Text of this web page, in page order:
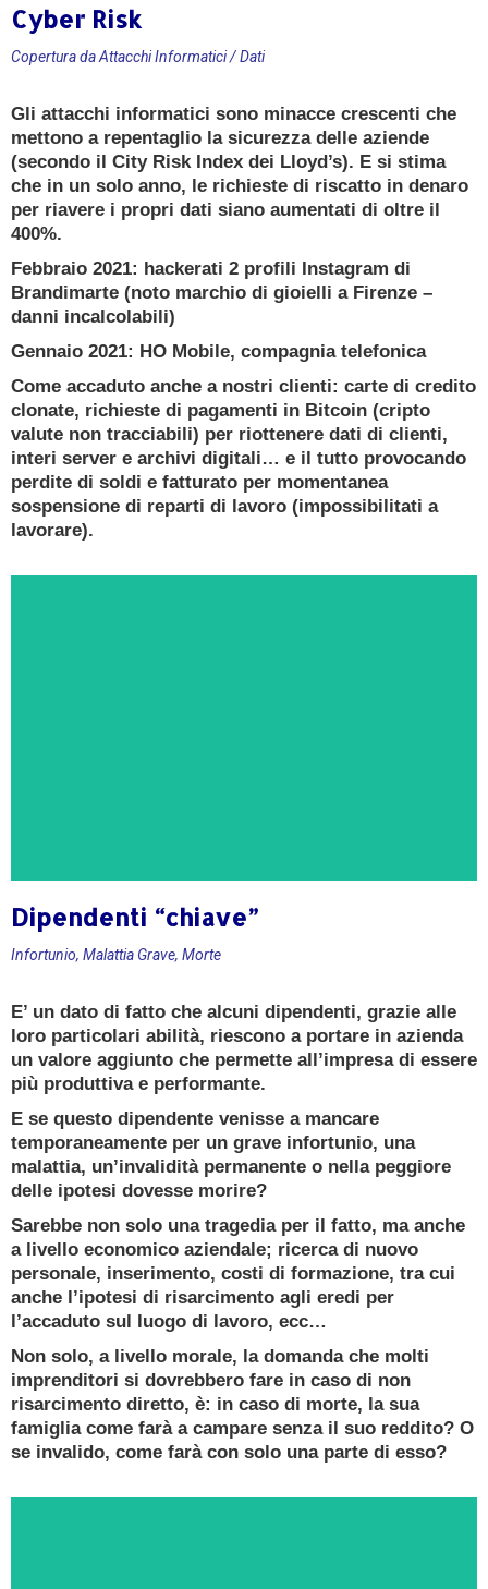
CONSULENZA GRATUITA
Ricevi oggi una consulenza gratuita e senza
impegno da un
Esperto Consulente Qualificato
PRENOTA ORA
Cyber Risk
Copertura da Attacchi Informatici / Dati
Gli attacchi informatici sono minacce crescenti che
mettono a repentaglio la sicurezza delle aziende
(secondo il City Risk Index dei Lloyd’s). E si stima
che in un solo anno, le richieste di riscatto in denaro
per riavere i propri dati siano aumentati di oltre il
400%.
Febbraio 2021: hackerati 2 profili Instagram di
Brandimarte (noto marchio di gioielli a Firenze –
danni incalcolabili)
Gennaio 2021: HO Mobile, compagnia telefonica
Come accaduto anche a nostri clienti: carte di credito
clonate, richieste di pagamenti in Bitcoin (cripto
valute non tracciabili) per riottenere dati di clienti,
interi server e archivi digitali… e il tutto provocando
perdite di soldi e fatturato per momentanea
sospensione di reparti di lavoro (impossibilitati a
lavorare).
CONSULENZA GRATUITA
Ricevi oggi una consulenza gratuita e senza
impegno da un
Esperto Consulente Qualificato
Dipendenti “chiave”
Infortunio, Malattia Grave, Morte
E’ un dato di fatto che alcuni dipendenti, grazie alle
loro particolari abilità, riescono a portare in azienda
un valore aggiunto che permette all’impresa di essere
più produttiva e performante.
E se questo dipendente venisse a mancare
temporaneamente per un grave infortunio, una
malattia, un’invalidità permanente o nella peggiore
delle ipotesi dovesse morire?
Sarebbe non solo una tragedia per il fatto, ma anche
a livello economico aziendale; ricerca di nuovo
personale, inserimento, costi di formazione, tra cui
anche l’ipotesi di risarcimento agli eredi per
l’accaduto sul luogo di lavoro, ecc…
Non solo, a livello morale, la domanda che molti
imprenditori si dovrebbero fare in caso di non
risarcimento diretto, è: in caso di morte, la sua
famiglia come farà a campare senza il suo reddito? O
se invalido, come farà con solo una parte di esso?